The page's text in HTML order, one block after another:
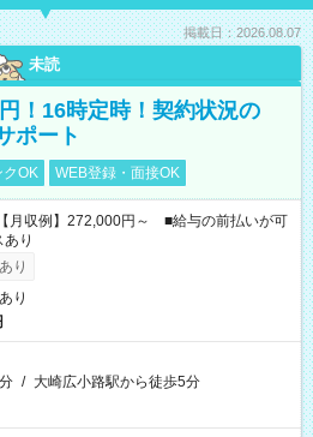
掲載日：2026.08.07
未読
！16時定時！契約状況の
ポート
クOK WEB登録・面接OK
月収例】272,000円～ ■給与の前払いが可
り
り
り
/ 大崎広小路駅から徒歩5分